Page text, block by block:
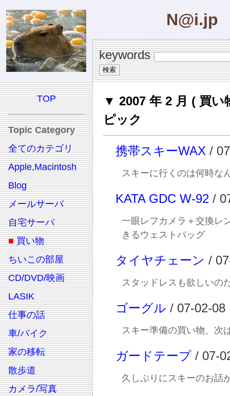
N@i.jp
keywords
TOP
Topic Category
全てのカテゴリ
Apple,Macintosh
Blog
メールサーバ
自宅サーバ
■ 買い物
ちいこの部屋
CD/DVD/映画
LASIK
仕事の話
車/バイク
家の移転
散歩道
カメラ/写真
▼ 2007 年 2 月 ( 買い
ピック
携帯スキーWAX /
スキーに行くのは何時な
KATA GDC W-92 /
一眼レフカメラ＋交換レ
きるウェストバッグ
タイヤチェーン /
スタッドレスも欲しいの
ゴーグル / 07-02-08
スキー準備の買い物、次
ガードテープ / 07-
久しぶりにスキーのお話